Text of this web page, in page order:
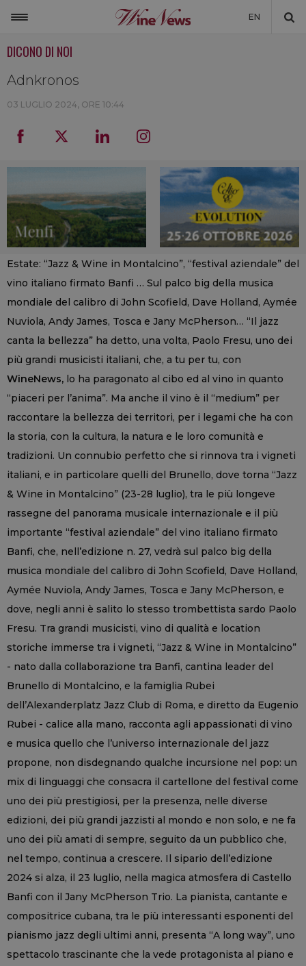
EN
NON SOLO VINO
NEWSLETTER
DICONO DI NOI
WINENEWS TV
DICONO DI NOI
Adnkronos
03 LUGLIO 2024, ORE 10:44
Estate: “Jazz & Wine in Montalcino”, “festival aziendale” del
vino italiano firmato Banfi … Sul palco big della musica
mondiale del calibro di John Scofield, Dave Holland, Aymée
Nuviola, Andy James, Tosca e Jany McPherson… “Il jazz
canta la bellezza” ha detto, una volta, Paolo Fresu, uno dei
più grandi musicisti italiani, che, a tu per tu, con
WineNews, lo ha paragonato al cibo ed al vino in quanto
“piaceri per l’anima”. Ma anche il vino è il “medium” per
raccontare la bellezza dei territori, per i legami che ha con
la storia, con la cultura, la natura e le loro comunità e
tradizioni. Un connubio perfetto che si rinnova tra i vigneti
italiani, e in particolare quelli del Brunello, dove torna “Jazz
& Wine in Montalcino” (23-28 luglio), tra le più longeve
rassegne del panorama musicale internazionale e il più
importante “festival aziendale” del vino italiano firmato
Banfi, che, nell’edizione n. 27, vedrà sul palco big della
musica mondiale del calibro di John Scofield, Dave Holland,
Aymée Nuviola, Andy James, Tosca e Jany McPherson, e
dove, negli anni è salito lo stesso trombettista sardo Paolo
Fresu. Tra grandi musicisti, vino di qualità e location
storiche immerse tra i vigneti, “Jazz & Wine in Montalcino”
- nato dalla collaborazione tra Banfi, cantina leader del
Brunello di Montalcino, e la famiglia Rubei
dell’Alexanderplatz Jazz Club di Roma, e diretto da Eugenio
Rubei - calice alla mano, racconta agli appassionati di vino
e musica quello che l’universo internazionale del jazz
propone, non disdegnando qualche incursione nel pop: un
mix di linguaggi che consacra il cartellone del festival come
uno dei più prestigiosi, per la presenza, nelle diverse
edizioni, dei più grandi jazzisti al mondo e non solo, e ne fa
uno dei più amati di sempre, seguito da un pubblico che,
nel tempo, continua a crescere. Il sipario dell’edizione
2024 si alza, il 23 luglio, nella magica atmosfera di Castello
Banfi con il Jany McPherson Trio. La pianista, cantante e
compositrice cubana, tra le più interessanti esponenti del
pianismo jazz degli ultimi anni, presenta “A long way”, uno
spettacolo trascinante che la vede protagonista al piano e